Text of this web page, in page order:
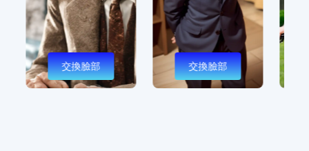
交換臉部 交換臉部